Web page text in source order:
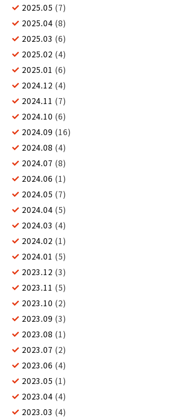
2025.05 (7)
2025.04 (8)
2025.03 (6)
2025.02 (4)
2025.01 (6)
2024.12 (4)
2024.11 (7)
2024.10 (6)
2024.09 (16)
2024.08 (4)
2024.07 (8)
2024.06 (1)
2024.05 (7)
2024.04 (5)
2024.03 (4)
2024.02 (1)
2024.01 (5)
2023.12 (3)
2023.11 (5)
2023.10 (2)
2023.09 (3)
2023.08 (1)
2023.07 (2)
2023.06 (4)
2023.05 (1)
2023.04 (4)
2023.03 (4)